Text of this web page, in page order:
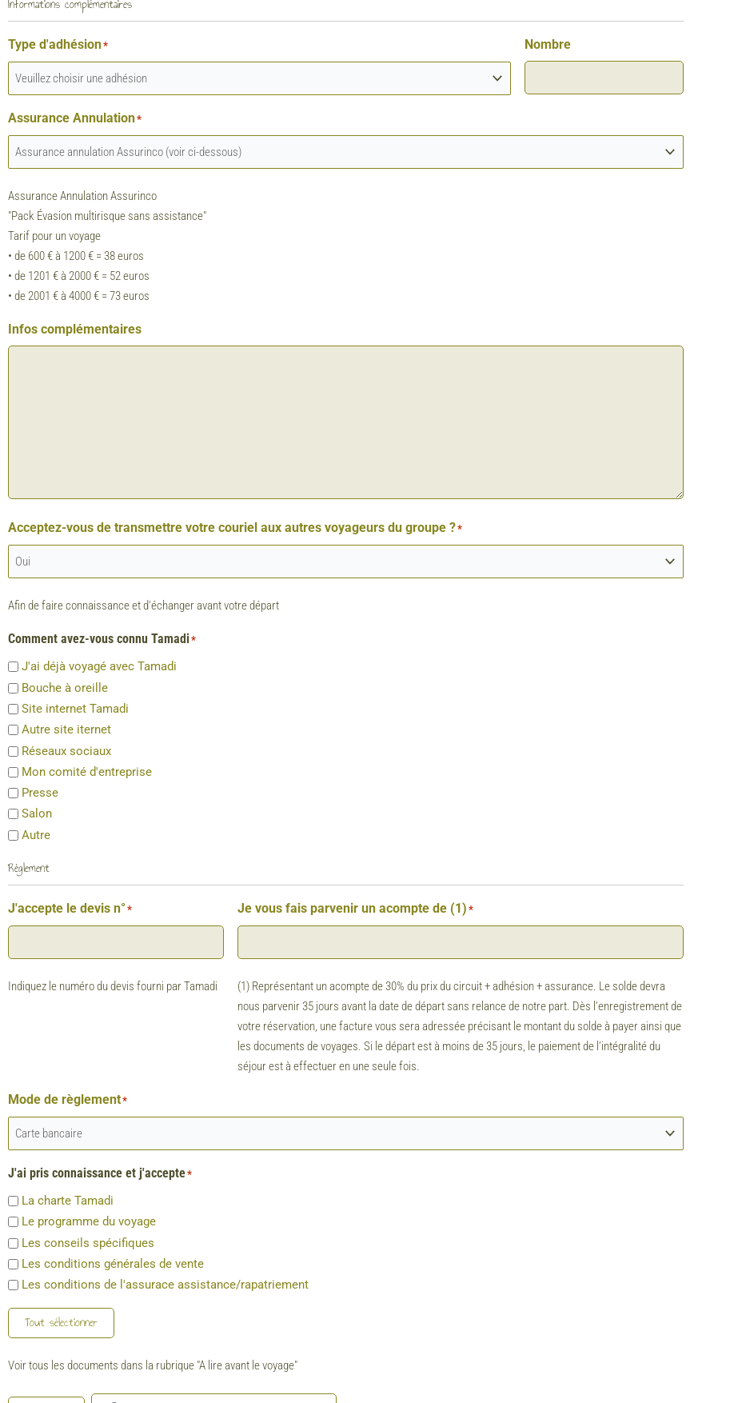
Informations complémentaires
Type d'adhésion* Nombre
Assurance Annulation*
Assurance Annulation Assurinco
"Pack Évasion multirisque sans assistance"
Tarif pour un voyage
• de 600 € à 1200 € = 38 euros
• de 1201 € à 2000 € = 52 euros
• de 2001 € à 4000 € = 73 euros
Infos complémentaires
Acceptez-vous de transmettre votre couriel aux autres voyageurs du groupe ?*
Afin de faire connaissance et d'échanger avant votre départ
Comment avez-vous connu Tamadi*
J'ai déjà voyagé avec Tamadi
Bouche à oreille
Site internet Tamadi
Autre site iternet
Réseaux sociaux
Mon comité d'entreprise
Presse
Salon
Autre
Règlement
J'accepte le devis n°*
Indiquez le numéro du devis fourni par Tamadi
Je vous fais parvenir un acompte de (1) *
(1) Représentant un acompte de 30% du prix du circuit + adhésion + assurance. Le solde devra
nous parvenir 35 jours avant la date de départ sans relance de notre part. Dès l’enregistrement de
votre réservation, une facture vous sera adressée précisant le montant du solde à payer ainsi que
les documents de voyages. Si le départ est à moins de 35 jours, le paiement de l’intégralité du
séjour est à effectuer en une seule fois.
Mode de règlement*
J'ai pris connaissance et j'accepte*
La charte Tamadi
Le programme du voyage
Les conseils spécifiques
Les conditions générales de vente
Les conditions de l'assurace assistance/rapatriement
Tout sélectionner
Voir tous les documents dans la rubrique "A lire avant le voyage"